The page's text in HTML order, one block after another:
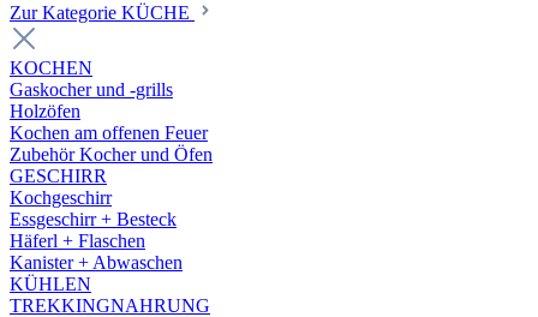
Zur Kategorie KÜCHE
KOCHEN
Gaskocher und -grills
Holzöfen
Kochen am offenen Feuer
Zubehör Kocher und Öfen
GESCHIRR
Kochgeschirr
Essgeschirr + Besteck
Häferl + Flaschen
Kanister + Abwaschen
KÜHLEN
TREKKINGNAHRUNG